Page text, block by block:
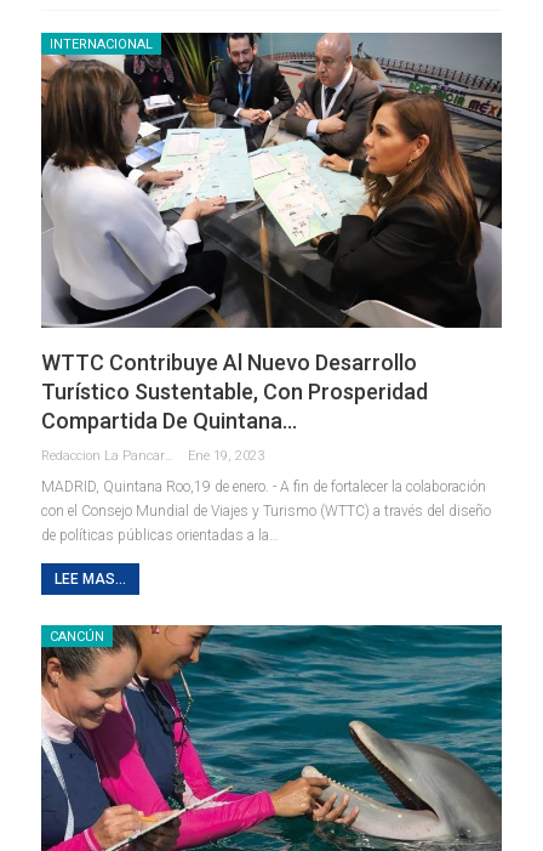
INTERNACIONAL
WTTC Contribuye Al Nuevo Desarrollo
Turístico Sustentable, Con Prosperidad
Compartida De Quintana…
Redaccion La Pancarta De Quintana Roo Ene 19, 2023
MADRID, Quintana Roo,19 de enero. - A fin de fortalecer la colaboración
con el Consejo Mundial de Viajes y Turismo (WTTC) a través del diseño
de políticas públicas orientadas a la…
LEE MAS...
CANCÚN